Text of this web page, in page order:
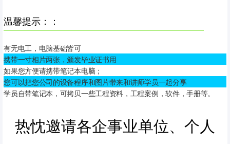
温馨提示：：
有无电工，电脑基础皆可
携带一寸相片两张，颁发毕业证书用
如果您方便请携带笔记本电脑；
您可以把您公司的设备程序和图片带来和讲师学员一起分享
学员自带笔记本，可拷贝一些工程资料，工程案例，软件，手册等。
热忱邀请各企事业单位、个人